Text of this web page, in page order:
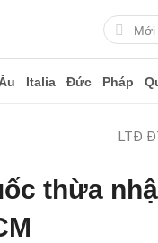
Mới
Italia Đức Pháp
LTĐ
thừa